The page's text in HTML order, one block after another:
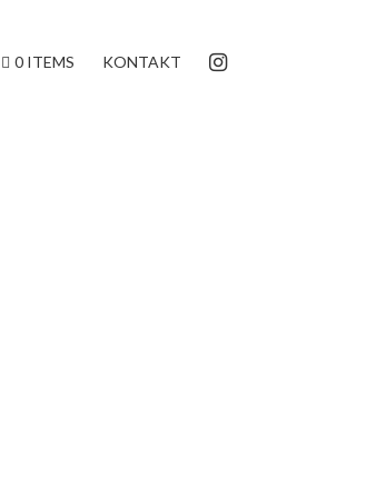
0 ITEMS KONTAKT